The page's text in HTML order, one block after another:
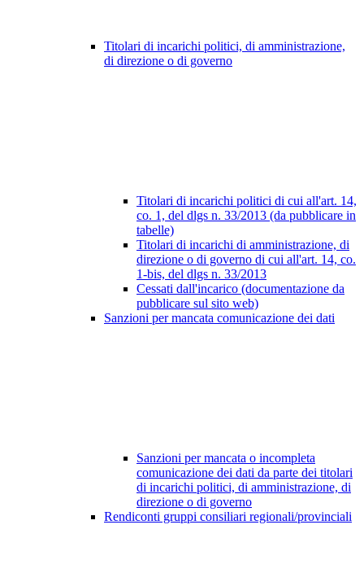
Titolari di incarichi politici, di amministrazione,
di direzione o di governo
Titolari di incarichi politici di cui all'art. 14,
co. 1, del dlgs n. 33/2013 (da pubblicare in
tabelle)
Titolari di incarichi di amministrazione, di
direzione o di governo di cui all'art. 14, co.
1-bis, del dlgs n. 33/2013
Cessati dall'incarico (documentazione da
pubblicare sul sito web)
Sanzioni per mancata comunicazione dei dati
Sanzioni per mancata o incompleta
comunicazione dei dati da parte dei titolari
di incarichi politici, di amministrazione, di
direzione o di governo
Rendiconti gruppi consiliari regionali/provinciali